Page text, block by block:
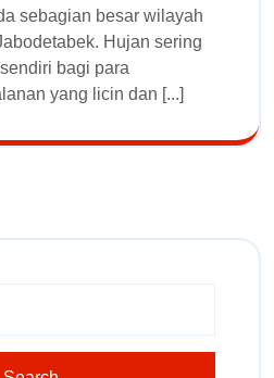
sebagian besar wilayah
Hujan sering
bagi para
yang licin dan [...]